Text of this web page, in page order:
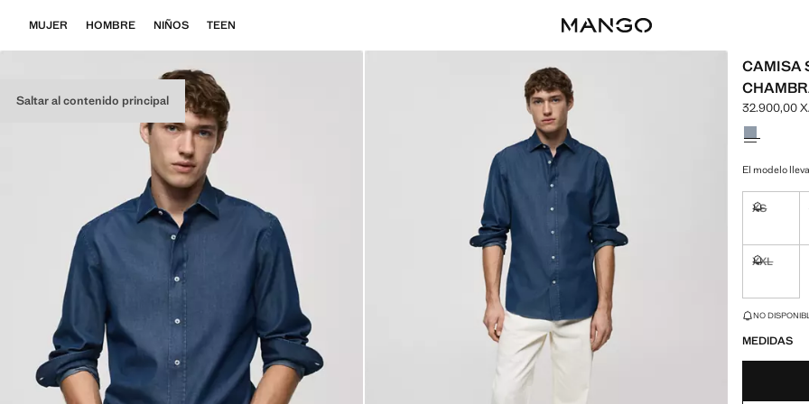
Saltar al contenido principal
MUJER HOMBRE NIÑOS TEEN
CAMISA
Precio
32.900,00
Selecciona
El modelo
XS
XXL
¡ÚLTIMAS
NO
MEDIDAS